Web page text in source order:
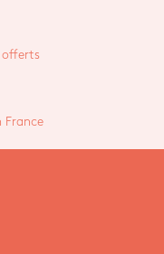
offerts
France